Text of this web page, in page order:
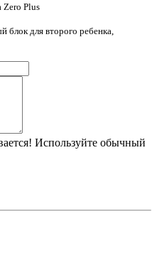
Zero Plus
блок для второго ребенка,
Используйте обычный